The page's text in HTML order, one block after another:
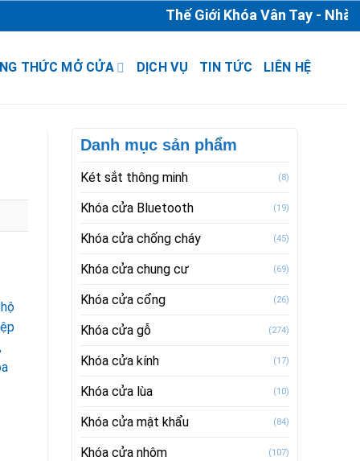
Thế Giới Khóa Vân Tay - Nhà
THỨC MỞ CỬA DỊCH VỤ TIN TỨC LIÊN HỆ
Danh mục sản phẩm
Két sắt thông minh (8)
Khóa cửa Bluetooth (19)
Khóa cửa chống cháy (45)
Khóa cửa chung cư (69)
Khóa cửa cổng (26)
Khóa cửa gỗ (274)
Khóa cửa kính (17)
Khóa cửa lùa (10)
Khóa cửa mật khẩu (84)
Khóa cửa nhôm (107)